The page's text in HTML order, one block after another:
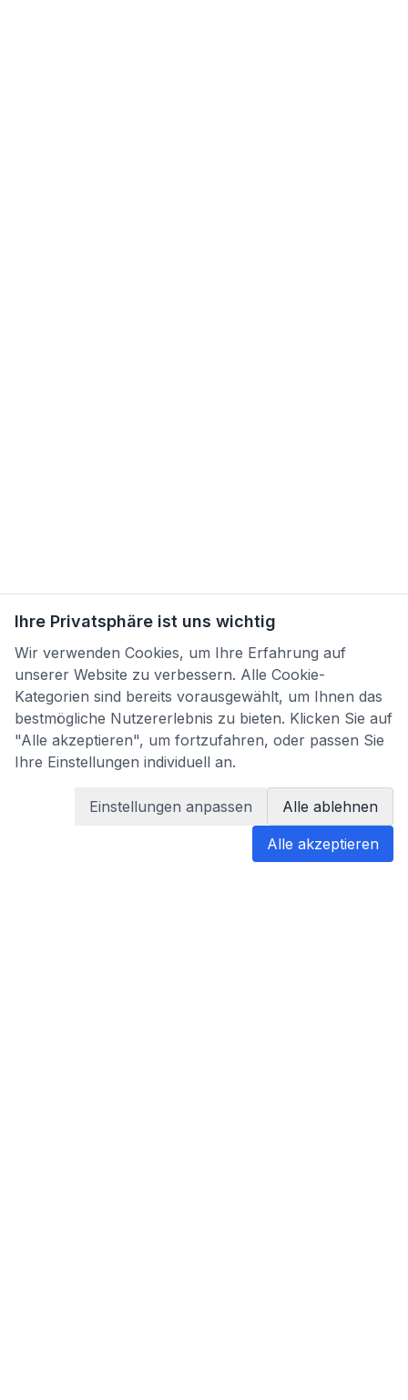
Ihre Privatsphäre ist uns wichtig
Wir verwenden Cookies, um Ihre Erfahrung auf
unserer Website zu verbessern. Alle Cookie-
Kategorien sind bereits vorausgewählt, um Ihnen das
bestmögliche Nutzererlebnis zu bieten. Klicken Sie auf
"Alle akzeptieren", um fortzufahren, oder passen Sie
Ihre Einstellungen individuell an.
Einstellungen anpassen Alle ablehnen
Alle akzeptieren